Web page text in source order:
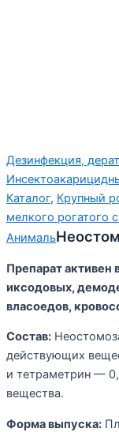
Дезинфекция,
Каталог, Крупный
мелкого рогатого
Анималь
Препарат активен
иксодовых,
власоедов,
Состав:
действующих
и тетраметрин —
вещества.
Форма выпуска: